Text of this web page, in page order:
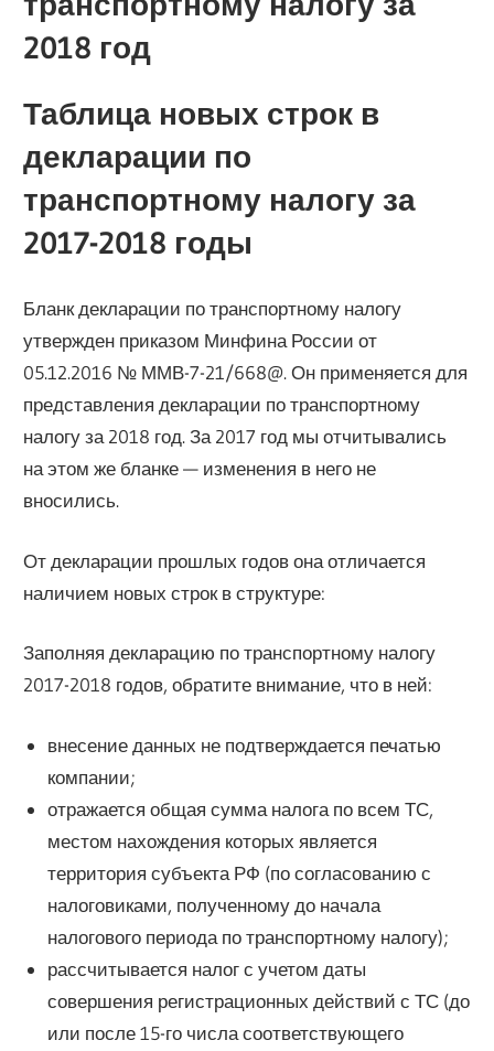
2018 год
Таблица новых строк в
декларации по
транспортному налогу за
2017-2018 годы
Бланк декларации по транспортному налогу
утвержден приказом Минфина России от
05.12.2016 № ММВ-7-21/668@. Он применяется для
представления декларации по транспортному
налогу за 2018 год. За 2017 год мы отчитывались
на этом же бланке — изменения в него не
вносились.
От декларации прошлых годов она отличается
наличием новых строк в структуре:
Заполняя декларацию по транспортному налогу
2017-2018 годов, обратите внимание, что в ней:
внесение данных не подтверждается печатью
компании;
отражается общая сумма налога по всем ТС,
местом нахождения которых является
территория субъекта РФ (по согласованию с
налоговиками, полученному до начала
налогового периода по транспортному налогу);
рассчитывается налог с учетом даты
совершения регистрационных действий с ТС (до
или после 15-го числа соответствующего